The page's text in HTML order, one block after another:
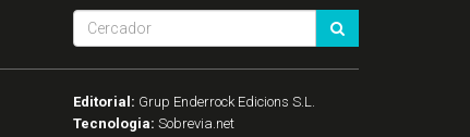
Editorial: Grup Enderrock Edicions S.L.
Tecnologia: Sobrevia.net